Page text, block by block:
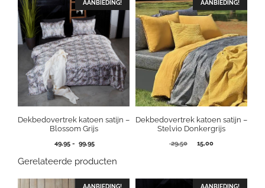
AANBIEDING!
Dekbedovertrek katoen satijn –
Blossom Grijs
49,95 - 99,95Prijsklasse:
tot
AANBIEDING!
Dekbedovertrek katoen satijn –
Stelvio Donkergrijs
29,50
Oorspronkelijke
15,00Huidige
Gerelateerde producten
AANBIEDING! AANBIEDING!